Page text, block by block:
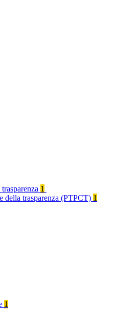
1
della trasparenza (PTPCT) 1
1